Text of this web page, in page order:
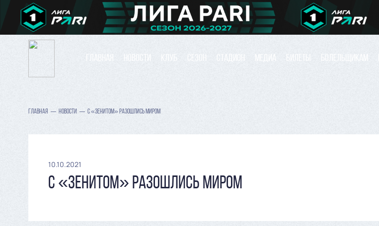
ГЛАВНАЯ НОВОСТИ КЛУБ СЕЗОН СТАДИОН МЕДИА БИЛЕТЫ БОЛЕЛЬЩИКАМ
ГЛАВНАЯ НОВОСТИ С «ЗЕНИТОМ» РАЗОШЛИСЬ МИРОМ
10.10.2021
С «ЗЕНИТОМ» РАЗОШЛИСЬ МИРОМ